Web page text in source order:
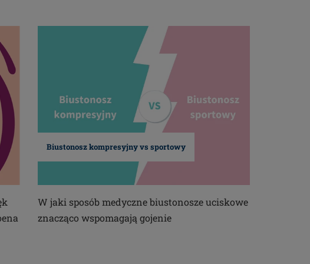
Biustonosz kompresyjny vs sportowy
W jaki sposób medyczne biustonosze uciskowe
znacząco wspomagają gojenie